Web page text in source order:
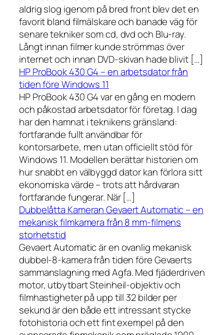
aldrig slog igenom på bred front blev det en
favorit bland filmälskare och banade väg för
senare tekniker som cd, dvd och Blu-ray.
Långt innan filmer kunde strömmas över
internet och innan DVD-skivan hade blivit […]
HP ProBook 430 G4 – en arbetsdator från
tiden före Windows 11
HP ProBook 430 G4 var en gång en modern
och påkostad arbetsdator för företag. I dag
har den hamnat i teknikens gränsland:
fortfarande fullt användbar för
kontorsarbete, men utan officiellt stöd för
Windows 11. Modellen berättar historien om
hur snabbt en välbyggd dator kan förlora sitt
ekonomiska värde – trots att hårdvaran
fortfarande fungerar. När […]
Dubbelåtta Kameran Gevaert Automatic – en
mekanisk filmkamera från 8 mm-filmens
storhetstid
Gevaert Automatic är en ovanlig mekanisk
dubbel-8-kamera från tiden före Gevaerts
sammanslagning med Agfa. Med fjäderdriven
motor, utbytbart Steinheil-objektiv och
filmhastigheter på upp till 32 bilder per
sekund är den både ett intressant stycke
fotohistoria och ett fint exempel på den